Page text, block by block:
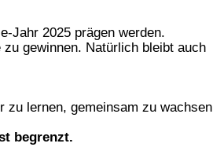
Jahr 2025 prägen werden.
gewinnen. Natürlich bleibt auch
zu lernen, gemeinsam zu wachsen
begrenzt.